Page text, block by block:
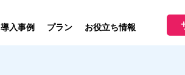
導入事例 プラン お役立ち情報